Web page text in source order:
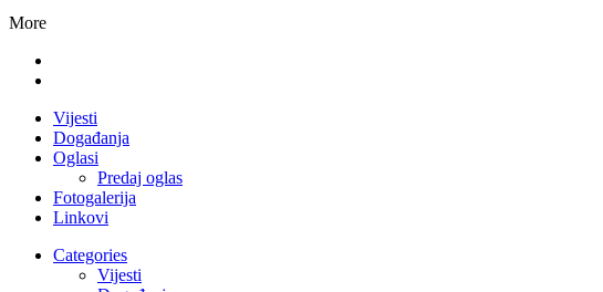
More
Vijesti
Događanja
Oglasi
Predaj oglas
Fotogalerija
Linkovi
Categories
Vijesti